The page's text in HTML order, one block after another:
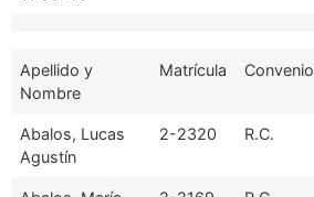
Apellido y
Nombre
Matrícula Convenio
Abalos, Lucas
Agustín
2-2320 R.C.